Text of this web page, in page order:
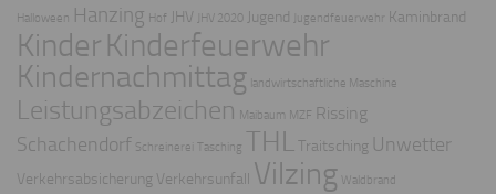
Halloween Hanzing Hof JHV JHV 2020 Jugend Jugendfeuerwehr Kaminbrand
Kinder Kinderfeuerwehr
Kindernachmittag landwirtschaftliche Maschine
Leistungsabzeichen Maibaum MZF Rissing
Schachendorf Schreinerei Tasching THLTraitsching Unwetter
Verkehrsabsicherung Verkehrsunfall Vilzing Waldbrand